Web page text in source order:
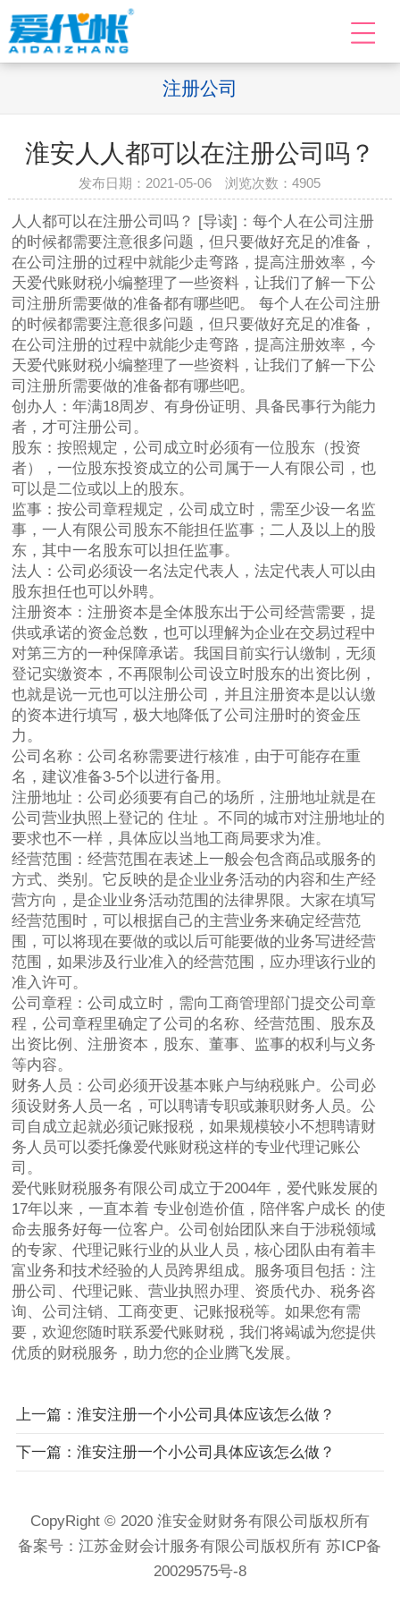
注册公司
淮安人人都可以在注册公司吗？
发布日期：2021-05-06 浏览次数：4905
人人都可以在注册公司吗？ [导读]：每个人在公司注册
的时候都需要注意很多问题，但只要做好充足的准备，
在公司注册的过程中就能少走弯路，提高注册效率，今
天爱代账财税小编整理了一些资料，让我们了解一下公
司注册所需要做的准备都有哪些吧。 每个人在公司注册
的时候都需要注意很多问题，但只要做好充足的准备，
在公司注册的过程中就能少走弯路，提高注册效率，今
天爱代账财税小编整理了一些资料，让我们了解一下公
司注册所需要做的准备都有哪些吧。
创办人：年满18周岁、有身份证明、具备民事行为能力
者，才可注册公司。
股东：按照规定，公司成立时必须有一位股东（投资
者），一位股东投资成立的公司属于一人有限公司，也
可以是二位或以上的股东。
监事：按公司章程规定，公司成立时，需至少设一名监
事，一人有限公司股东不能担任监事；二人及以上的股
东，其中一名股东可以担任监事。
法人：公司必须设一名法定代表人，法定代表人可以由
股东担任也可以外聘。
注册资本：注册资本是全体股东出于公司经营需要，提
供或承诺的资金总数，也可以理解为企业在交易过程中
对第三方的一种保障承诺。我国目前实行认缴制，无须
登记实缴资本，不再限制公司设立时股东的出资比例，
也就是说一元也可以注册公司，并且注册资本是以认缴
的资本进行填写，极大地降低了公司注册时的资金压
力。
公司名称：公司名称需要进行核准，由于可能存在重
名，建议准备3-5个以进行备用。
注册地址：公司必须要有自己的场所，注册地址就是在
公司营业执照上登记的 住址 。不同的城市对注册地址的
要求也不一样，具体应以当地工商局要求为准。
经营范围：经营范围在表述上一般会包含商品或服务的
方式、类别。它反映的是企业业务活动的内容和生产经
营方向，是企业业务活动范围的法律界限。大家在填写
经营范围时，可以根据自己的主营业务来确定经营范
围，可以将现在要做的或以后可能要做的业务写进经营
范围，如果涉及行业准入的经营范围，应办理该行业的
准入许可。
公司章程：公司成立时，需向工商管理部门提交公司章
程，公司章程里确定了公司的名称、经营范围、股东及
出资比例、注册资本，股东、董事、监事的权利与义务
等内容。
财务人员：公司必须开设基本账户与纳税账户。公司必
须设财务人员一名，可以聘请专职或兼职财务人员。公
司自成立起就必须记账报税，如果规模较小不想聘请财
务人员可以委托像爱代账财税这样的专业代理记账公
司。
爱代账财税服务有限公司成立于2004年，爱代账发展的
17年以来，一直本着 专业创造价值，陪伴客户成长 的使
命去服务好每一位客户。公司创始团队来自于涉税领域
的专家、代理记账行业的从业人员，核心团队由有着丰
富业务和技术经验的人员跨界组成。服务项目包括：注
册公司、代理记账、营业执照办理、资质代办、税务咨
询、公司注销、工商变更、记账报税等。如果您有需
要，欢迎您随时联系爱代账财税，我们将竭诚为您提供
优质的财税服务，助力您的企业腾飞发展。
上一篇：淮安注册一个小公司具体应该怎么做？
下一篇：淮安注册一个小公司具体应该怎么做？
CopyRight © 2020 淮安金财财务有限公司版权所有
备案号：江苏金财会计服务有限公司版权所有 苏ICP备
20029575号-8